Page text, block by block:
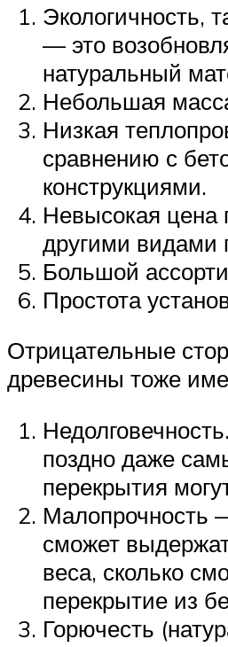
Экологичность,
— это
натуральный
Небольшая
Низкая
сравнению с
конструкциями.
Невысокая цена
другими видами
Большой
Простота
Отрицательные
древесины тоже
поздно даже
перекрытия
Малопрочность
сможет
веса, сколько
перекрытие из
Горючесть